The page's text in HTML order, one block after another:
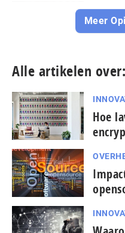
Meer
Alle artikelen
Hoe